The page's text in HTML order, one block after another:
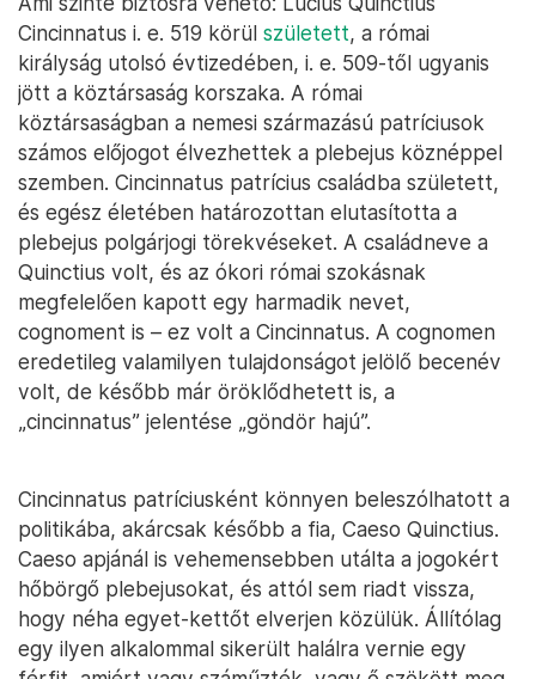
Cincinnatus i. e. 519 körül született, a római
királyság utolsó évtizedében, i. e. 509-től ugyanis
jött a köztársaság korszaka. A római
köztársaságban a nemesi származású patríciusok
számos előjogot élvezhettek a plebejus köznéppel
szemben. Cincinnatus patrícius családba született,
és egész életében határozottan elutasította a
plebejus polgárjogi törekvéseket. A családneve a
Quinctius volt, és az ókori római szokásnak
megfelelően kapott egy harmadik nevet,
cognoment is – ez volt a Cincinnatus. A cognomen
eredetileg valamilyen tulajdonságot jelölő becenév
volt, de később már öröklődhetett is, a
„cincinnatus” jelentése „göndör hajú”.
Cincinnatus patríciusként könnyen beleszólhatott a
politikába, akárcsak később a fia, Caeso Quinctius.
Caeso apjánál is vehemensebben utálta a jogokért
hőbörgő plebejusokat, és attól sem riadt vissza,
hogy néha egyet-kettőt elverjen közülük. Állítólag
egy ilyen alkalommal sikerült halálra vernie egy